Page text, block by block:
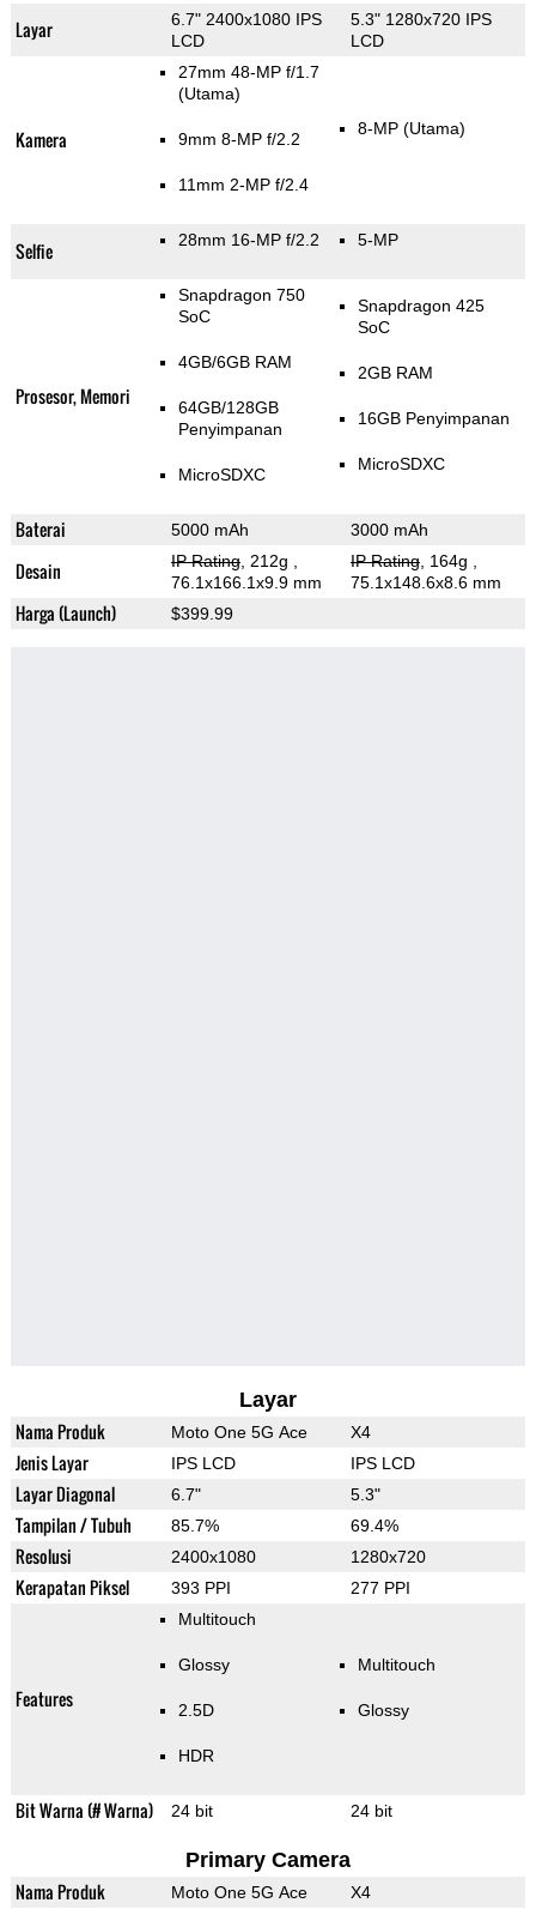
Layar
6.7" 2400x1080 IPS
LCD
5.3" 1280x720 IPS
LCD
Kamera
27mm 48-MP f/1.7
(Utama)
9mm 8-MP f/2.2
11mm 2-MP f/2.4
8-MP (Utama)
Selfie 28mm 16-MP f/2.2 5-MP
Prosesor, Memori
Snapdragon 750
SoC
4GB/6GB RAM
64GB/128GB
Penyimpanan
MicroSDXC
Snapdragon 425
SoC
2GB RAM
16GB Penyimpanan
MicroSDXC
Baterai 5000 mAh 3000 mAh
Desain IP Rating, 212g
76.1x166.1x9.9 mm
IP Rating, 164g
75.1x148.6x8.6 mm
Harga (Launch) $399.99
Layar
Nama Produk Moto One 5G Ace X4
Jenis Layar IPS LCD IPS LCD
Layar Diagonal 6.7" 5.3"
Tampilan / Tubuh 85.7% 69.4%
Resolusi 2400x1080 1280x720
Kerapatan Piksel 393 PPI 277 PPI
Features
Multitouch
Glossy
2.5D
HDR
Multitouch
Glossy
Bit Warna (# Warna) 24 bit 24 bit
Primary Camera
Nama Produk Moto One 5G Ace X4